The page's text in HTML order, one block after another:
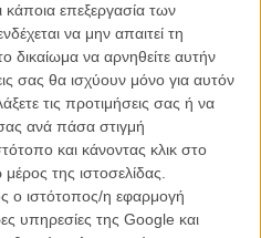
επεξεργασία των
να μην απαιτεί τη
δικαίωμα να αρνηθείτε αυτήν
σας θα ισχύουν μόνο για αυτόν
τις προτιμήσεις σας ή να
ανά πάσα στιγμή
και κάνοντας κλικ στο
της ιστοσελίδας.
ο ιστότοπος/η εφαρμογή
υπηρεσίες της Google και
παλιότερου ριμέικ του
Τιμ Μπέρτον, που τη σεζόν 2001-
μονάχα σε Αθήνα, Πειραιά και
δουλειά έκανε η ειδική
του Αλέξανδρου
την προσεχή Πέμπτη,
Σινέ Παρί.